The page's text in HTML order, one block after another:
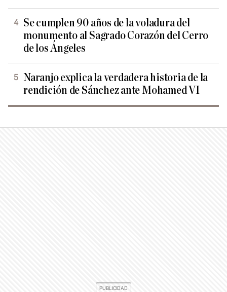
Se cumplen 90 años de la voladura del
monumento al Sagrado Corazón del Cerro
de los Ángeles
Naranjo explica la verdadera historia de la
rendición de Sánchez ante Mohamed VI